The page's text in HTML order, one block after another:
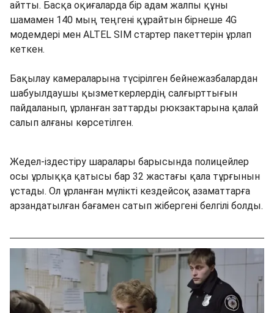
айтты. Басқа оқиғаларда бір адам жалпы құны
шамамен 140 мың теңгені құрайтын бірнеше 4G
модемдері мен ALTEL SIM стартер пакеттерін ұрлап
кеткен.
Бақылау камераларына түсірілген бейнежазбалардан
шабуылдаушы қызметкерлердің салғырттығын
пайдаланып, ұрланған заттарды рюкзактарына қалай
салып алғаны көрсетілген.
Жедел-іздестіру шаралары барысында полицейлер
осы ұрлыққа қатысы бар 32 жастағы қала тұрғынын
ұстады. Ол ұрланған мүлікті кездейсоқ азаматтарға
арзандатылған бағамен сатып жібергені белгілі болды.